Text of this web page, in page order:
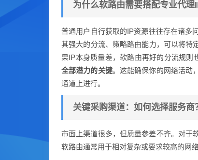
为什么软路由需要搭配专业代理
普通用户自行获取的IP资源往往存在诸多
其强大的分流、策略路由能力，可以将特
果IP本身质量差，软路由再好的分流规则
全部潜力的关键。这能确保你的网络活动
通道上进行。
关键采购渠道：如何选择服务商
市面上渠道很多，但质量参差不齐。对于
软路由通常用于相对复杂或要求较高的网